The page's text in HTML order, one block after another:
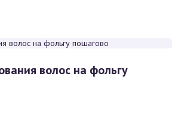
волос на фольгу